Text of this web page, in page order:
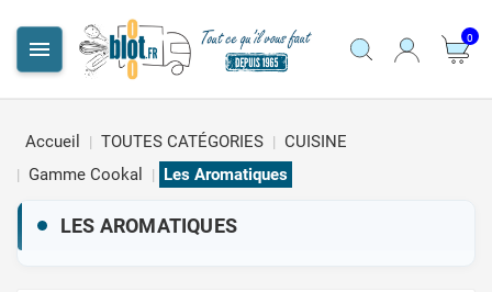
 0
Accueil TOUTES CATÉGORIES
CUISINE
Gamme Cookal
Les Aromatiques
LES AROMATIQUES